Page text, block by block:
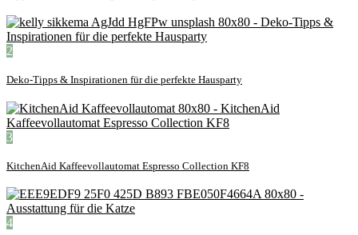
2
Deko-Tipps & Inspirationen für die perfekte Hausparty
3
KitchenAid Kaffeevollautomat Espresso Collection KF8
4